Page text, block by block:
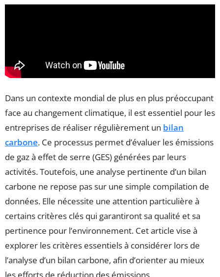
Dans un contexte mondial de plus en plus préoccupant
face au changement climatique, il est essentiel pour les
entreprises de réaliser régulièrement un bilan
carbone. Ce processus permet d’évaluer les émissions
de gaz à effet de serre (GES) générées par leurs
activités. Toutefois, une analyse pertinente d’un bilan
carbone ne repose pas sur une simple compilation de
données. Elle nécessite une attention particulière à
certains critères clés qui garantiront sa qualité et sa
pertinence pour l’environnement. Cet article vise à
explorer les critères essentiels à considérer lors de
l’analyse d’un bilan carbone, afin d’orienter au mieux
les efforts de réduction des émissions.